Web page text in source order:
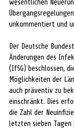
wesentlichen
unkommentiert und
Der Deutsche
Änderungen des
(IfSG) beschlossen,
Möglichkeiten der
auch präventiv zu
einschränkt. Dies
die Zahl der
letzten sieben Tagen